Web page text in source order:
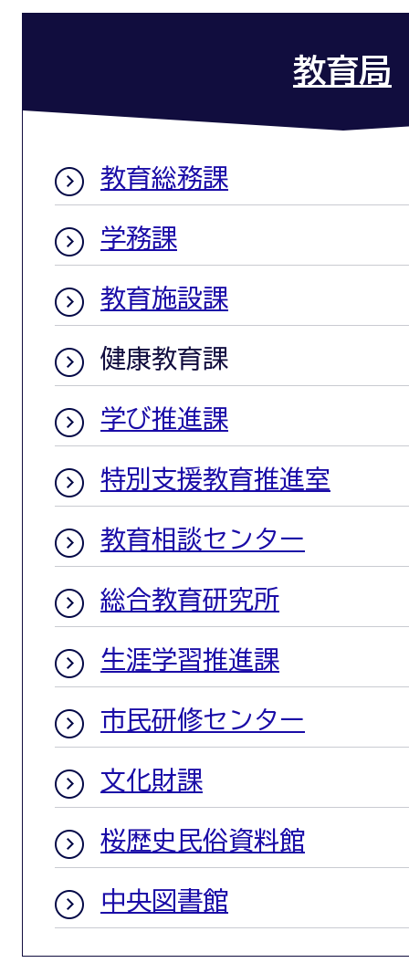
教育局
教育総務課
学務課
教育施設課
健康教育課
学び推進課
特別支援教育推進室
教育相談センター
総合教育研究所
生涯学習推進課
市民研修センター
文化財課
桜歴史民俗資料館
中央図書館